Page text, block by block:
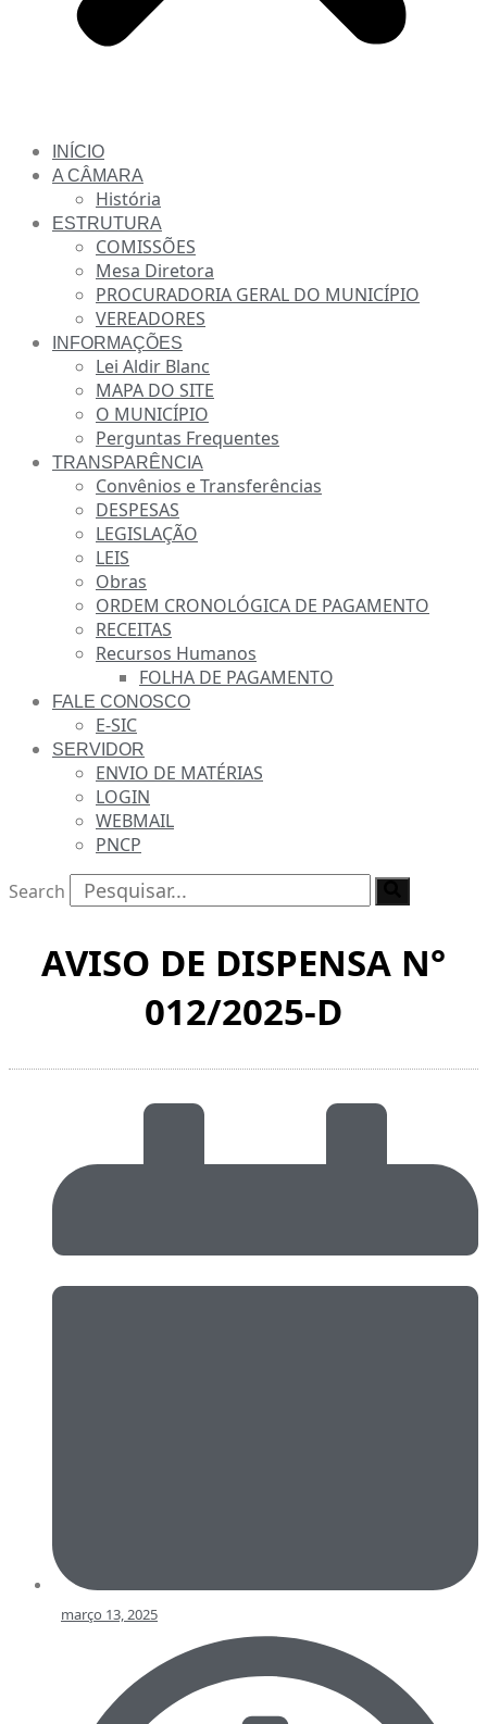
INÍCIO
A CÂMARA
História
ESTRUTURA
COMISSÕES
Mesa Diretora
PROCURADORIA GERAL DO MUNICÍPIO
VEREADORES
INFORMAÇÕES
Lei Aldir Blanc
MAPA DO SITE
O MUNICÍPIO
Perguntas Frequentes
TRANSPARÊNCIA
Convênios e Transferências
DESPESAS
LEGISLAÇÃO
LEIS
Obras
ORDEM CRONOLÓGICA DE PAGAMENTO
RECEITAS
Recursos Humanos
FOLHA DE PAGAMENTO
FALE CONOSCO
E-SIC
SERVIDOR
ENVIO DE MATÉRIAS
LOGIN
WEBMAIL
PNCP
Search
AVISO DE DISPENSA N°
012/2025-D
março 13, 2025